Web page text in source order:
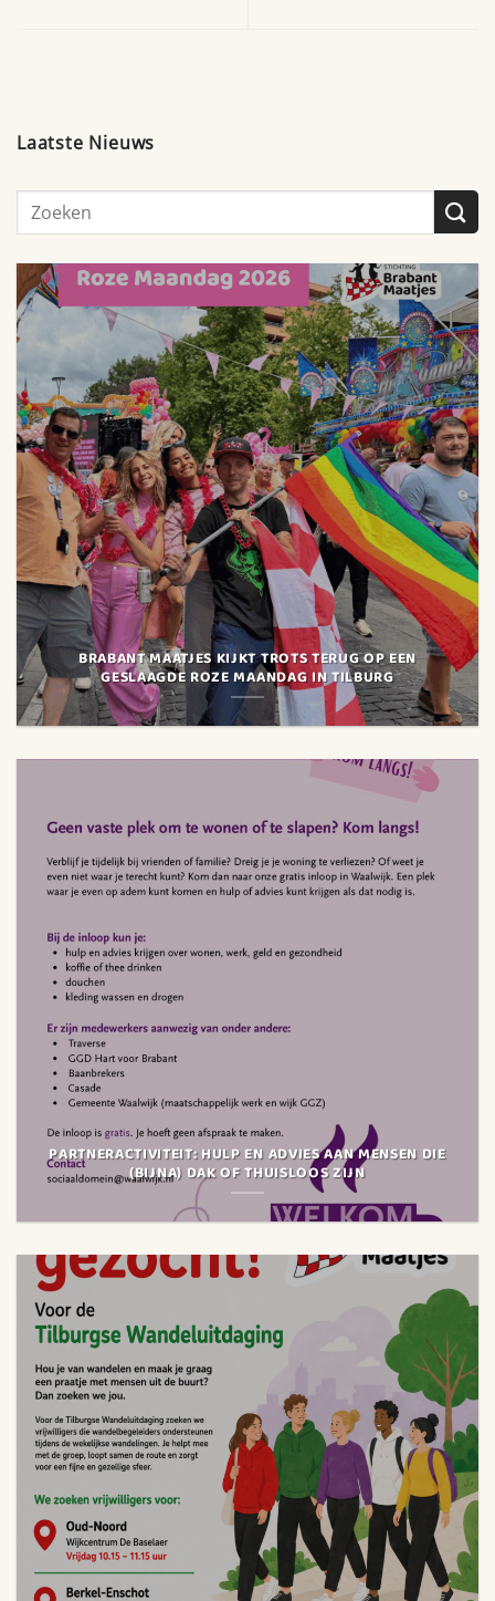
Laatste Nieuws
BRABANT MAATJES KIJKT TROTS TERUG OP EEN
GESLAAGDE ROZE MAANDAG IN TILBURG
PARTNERACTIVITEIT: HULP EN ADVIES AAN MENSEN DIE
(BIJNA) DAK OF THUISLOOS ZIJN